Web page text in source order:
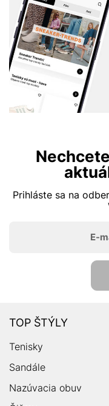
Prihláste sa na
E-
TOP ŠTÝLY
Tenisky
Sandále
Nazúvacia obuv